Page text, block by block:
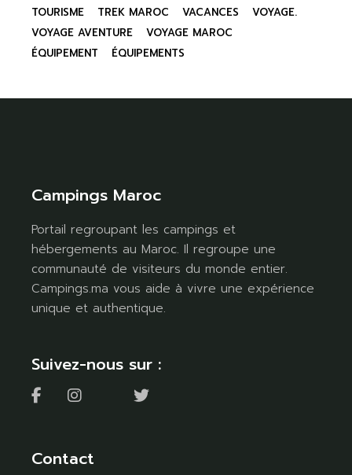
TOURISME
TREK MAROC VACANCES
VOYAGE.
VOYAGE AVENTURE
VOYAGE MAROC
ÉQUIPEMENT
ÉQUIPEMENTS
Campings Maroc
Portail regroupant les campings et
hébergements au Maroc. Il regroupe une
communauté de visiteurs du monde entier.
Campings.ma vous aide à vivre une expérience
unique et authentique.
Suivez-nous sur :
Contact